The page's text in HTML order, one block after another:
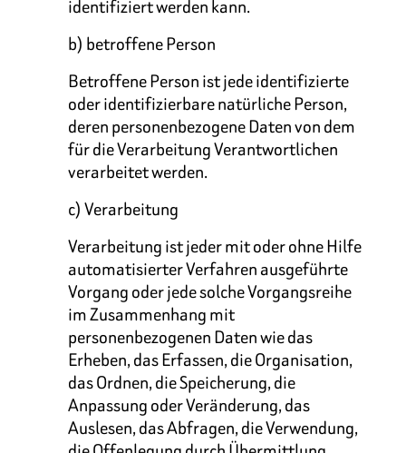
identifiziert werden kann.
b) betroffene Person
Betroffene Person ist jede identifizierte
oder identifizierbare natürliche Person,
deren personenbezogene Daten von dem
für die Verarbeitung Verantwortlichen
verarbeitet werden.
c) Verarbeitung
Verarbeitung ist jeder mit oder ohne Hilfe
automatisierter Verfahren ausgeführte
Vorgang oder jede solche Vorgangsreihe
im Zusammenhang mit
personenbezogenen Daten wie das
Erheben, das Erfassen, die Organisation,
das Ordnen, die Speicherung, die
Anpassung oder Veränderung, das
Auslesen, das Abfragen, die Verwendung,